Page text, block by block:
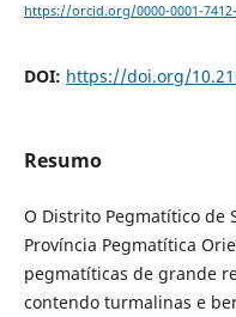
https://orcid.org/0000-0001-
DOI: https://doi.org/
Resumo
O Distrito Pegmatítico de
Província Pegmatítica
pegmatíticas de grande
contendo turmalinas e